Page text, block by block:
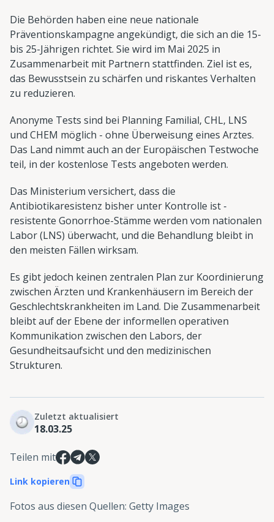
Die Behörden haben eine neue nationale
Präventionskampagne angekündigt, die sich an die 15-
bis 25-Jährigen richtet. Sie wird im Mai 2025 in
Zusammenarbeit mit Partnern stattfinden. Ziel ist es,
das Bewusstsein zu schärfen und riskantes Verhalten
zu reduzieren.
Anonyme Tests sind bei Planning Familial, CHL, LNS
und CHEM möglich - ohne Überweisung eines Arztes.
Das Land nimmt auch an der Europäischen Testwoche
teil, in der kostenlose Tests angeboten werden.
Das Ministerium versichert, dass die
Antibiotikaresistenz bisher unter Kontrolle ist -
resistente Gonorrhoe-Stämme werden vom nationalen
Labor (LNS) überwacht, und die Behandlung bleibt in
den meisten Fällen wirksam.
Es gibt jedoch keinen zentralen Plan zur Koordinierung
zwischen Ärzten und Krankenhäusern im Bereich der
Geschlechtskrankheiten im Land. Die Zusammenarbeit
bleibt auf der Ebene der informellen operativen
Kommunikation zwischen den Labors, der
Gesundheitsaufsicht und den medizinischen
Strukturen.
Zuletzt aktualisiert
18.03.25
Teilen mit
Link kopieren
Fotos aus diesen Quellen: Getty Images